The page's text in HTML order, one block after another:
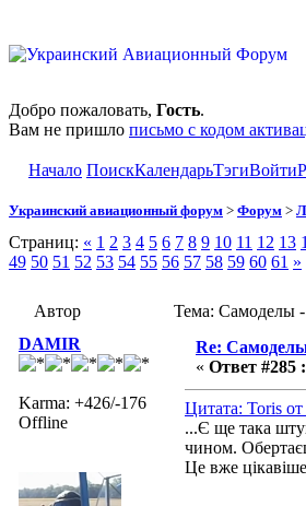
Добро пожаловать, Гость.
Вам не пришло письмо с кодом
Начало ПоискКалендарьТэгиВойти
Украинский авиационный форум > Форум >
Страниц: « 1 2 3 4 5 6 7 8 9 10 11 12 13
49 50 51 52 53 54 55 56 57 58 59 60 61 »
Автор
Тема: Самоделы
DAMIR
Karma: +426/-176
Offline
Re:
« Ответ #285 :
Цитата: Toris
...Є ще така
чином.
Це вже